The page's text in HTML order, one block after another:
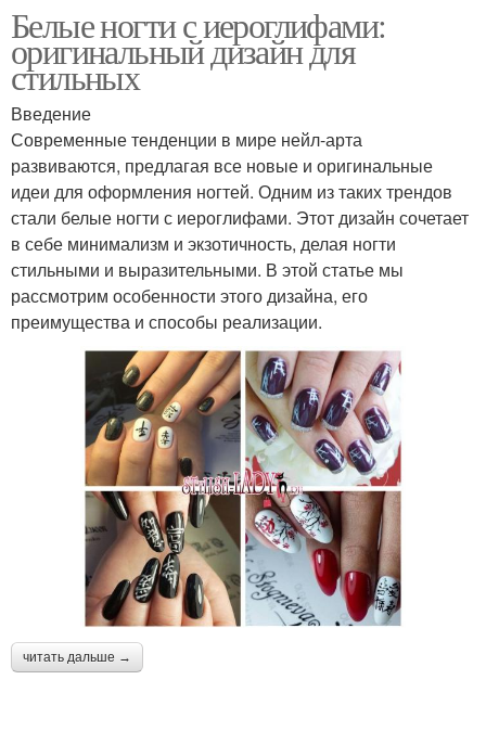
Белые ногти с иероглифами:
оригинальный дизайн для
стильных
Введение
Современные тенденции в мире нейл-арта
развиваются, предлагая все новые и оригинальные
идеи для оформления ногтей. Одним из таких трендов
стали белые ногти с иероглифами. Этот дизайн сочетает
в себе минимализм и экзотичность, делая ногти
стильными и выразительными. В этой статье мы
рассмотрим особенности этого дизайна, его
преимущества и способы реализации.
читать дальше →